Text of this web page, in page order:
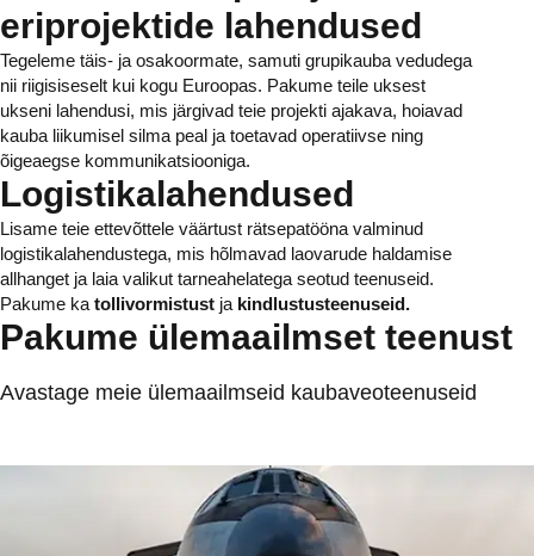
eriprojektide lahendused
Tegeleme täis- ja osakoormate, samuti grupikauba vedudega
nii riigisiseselt kui kogu Euroopas. Pakume teile uksest
ukseni lahendusi, mis järgivad teie projekti ajakava, hoiavad
kauba liikumisel silma peal ja toetavad operatiivse ning
õigeaegse kommunikatsiooniga.
Logistikalahendused
Lisame teie ettevõttele väärtust rätsepatööna valminud
logistikalahendustega, mis hõlmavad laovarude haldamise
allhanget ja laia valikut tarneahelatega seotud teenuseid.
Pakume ka tollivormistust ja kindlustusteenuseid.
Pakume ülemaailmset teenust
Avastage meie ülemaailmseid kaubaveoteenuseid